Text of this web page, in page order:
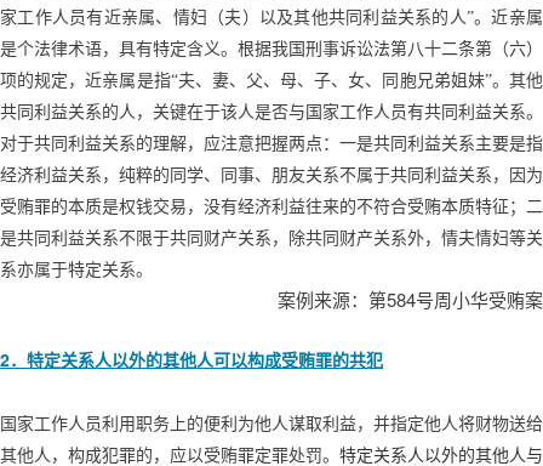
家工作人员有近亲属、情妇（夫）以及其他共同利益关系的人”。近亲属
是个法律术语，具有特定含义。根据我国刑事诉讼法第八十二条第（六）
项的规定，近亲属是指“夫、妻、父、母、子、女、同胞兄弟姐妹”。其他
共同利益关系的人，关键在于该人是否与国家工作人员有共同利益关系。
对于共同利益关系的理解，应注意把握两点：一是共同利益关系主要是指
经济利益关系，纯粹的同学、同事、朋友关系不属于共同利益关系，因为
受贿罪的本质是权钱交易，没有经济利益往来的不符合受贿本质特征；二
是共同利益关系不限于共同财产关系，除共同财产关系外，情夫情妇等关
系亦属于特定关系。
案例来源：第584号周小华受贿案
2．特定关系人以外的其他人可以构成受贿罪的共犯
国家工作人员利用职务上的便利为他人谋取利益，并指定他人将财物送给
其他人，构成犯罪的，应以受贿罪定罪处罚。 特定关系人以外的其他人与